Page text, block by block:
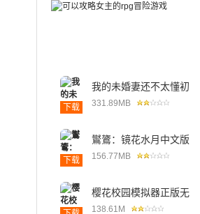
下载
我的未婚妻还不太懂初
恋中文版
331.89MB
下载
鸑鷟：镜花水月中文版
156.77MB
樱花校园模拟器正版无
广告中文版
138.61M